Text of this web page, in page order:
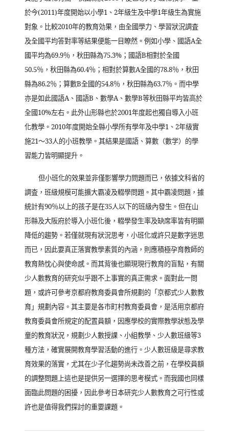
於今(2011)年度開始以小學1 、 2年級生及中學1年級生為實施
對象。比較2010年的教育効果，由全國學力、學習狀況調査
及全國平均答對率等結果便能一目瞭然。例如小學、國語A全
國平均為69.9％，秋田縣為75.3% ；國語B相對於全國
50.5％，秋田縣為60.4％；相對於算數A全國的78.8％，秋田
縣為86.2％；算數B全國的54.8％，秋田縣為63.7％。而中學
亦是如此國語A、國語B 、數學A、數學B等秋田縣平均皆高於
全國10%左右。此外山形縣也於2001年度起也獨自導入小班
化教學。 2010年度開始全縣小學所有學年及中學1 、 2年級實
施21～33人的小班教學。其結果是國語、算數（數学）的學
習能力皆明顯提升。
但小班化的效果並非僅影響學力問題而已，依據文科省的
調査，班級規模可能擴大霸凌及輟學問題。其中霸凌問題，據
統計有90％以上的孩子是在35人以下的班級內發生。但在山
形縣及大阪府於導入小班化後，輟學發生率及缺席率皆有明顯
降低的趨勢。若僅就現有狀況思考，小班化或許只是數字迷思
而已，因此要真正落實教學素質的內涵，則應積極孕育教師的
教育熱忱心與使命感。而其背後也顯現現行教育的盲點，有關
少人數教育的研究似乎跟不上事實的真正需求。面對此一問
題，或許可參考京都府教育委員會所規劃的「京都式少人數教
育」規劃內容。其主要是各市町村教育委員會，是活用京都府
教育委員會所規定的配置員額，因應學校的實際教學狀態及學
童的教育狀況，規劃少人數授課、小組教學、少人數班級等3
種方法，確實展開教育學習活動的進行。少人數班級是尋求教
育效果的落實，尤其在少子化趨勢尚未改善之前，在學校員額
的調整問題上這也是提供另一選擇的思考模式。而我國也同樣
面臨此問題的困擾，因此參考日本研究少人數教育之可行性或
許也是值得我們探討的重要課題。